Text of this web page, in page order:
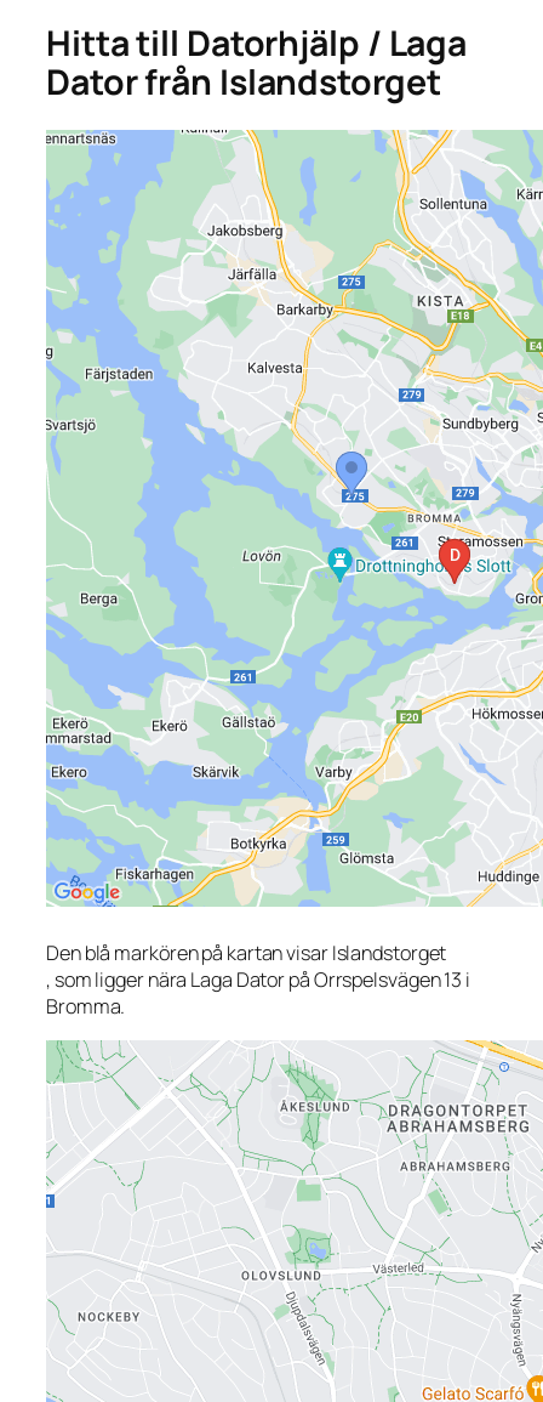
Hitta till Datorhjälp / Laga
Dator från Islandstorget
Den blå markören på kartan visar Islandstorget
, som ligger nära Laga Dator på Orrspelsvägen 13 i
Bromma.